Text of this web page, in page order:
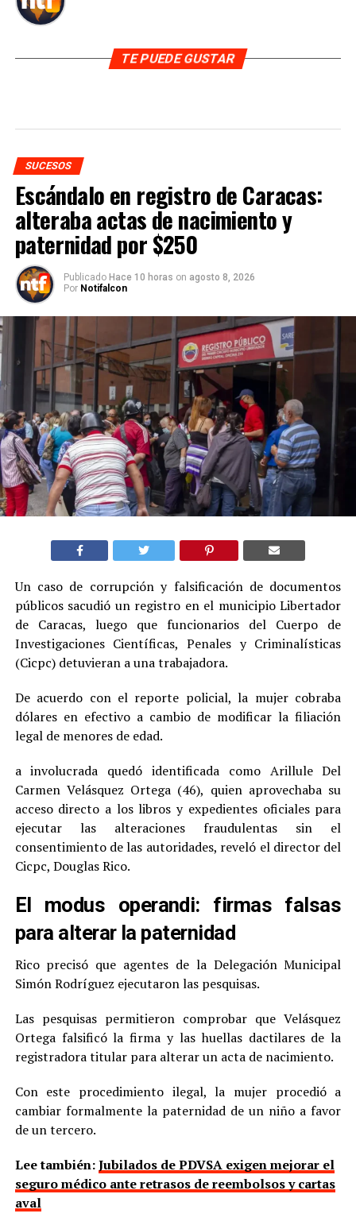
TE PUEDE GUSTAR
SUCESOS
Escándalo en registro de Caracas:
alteraba actas de nacimiento y
paternidad por $250
Publicado Hace 10 horas on agosto 8, 2026
Por Notifalcon
Un caso de corrupción y falsificación de documentos
públicos sacudió un registro en el municipio Libertador
de Caracas, luego que funcionarios del Cuerpo de
Investigaciones Científicas, Penales y Criminalísticas
(Cicpc) detuvieran a una trabajadora.
De acuerdo con el reporte policial, la mujer cobraba
dólares en efectivo a cambio de modificar la filiación
legal de menores de edad.
a involucrada quedó identificada como Arillule Del
Carmen Velásquez Ortega (46), quien aprovechaba su
acceso directo a los libros y expedientes oficiales para
ejecutar las alteraciones fraudulentas sin el
consentimiento de las autoridades, reveló el director del
Cicpc, Douglas Rico.
El modus operandi: firmas falsas
para alterar la paternidad
Rico precisó que agentes de la Delegación Municipal
Simón Rodríguez ejecutaron las pesquisas.
Las pesquisas permitieron comprobar que Velásquez
Ortega falsificó la firma y las huellas dactilares de la
registradora titular para alterar un acta de nacimiento.
Con este procedimiento ilegal, la mujer procedió a
cambiar formalmente la paternidad de un niño a favor
de un tercero.
Lee también:Jubilados de PDVSA exigen mejorar el
seguro médico ante retrasos de reembolsos y cartas
aval